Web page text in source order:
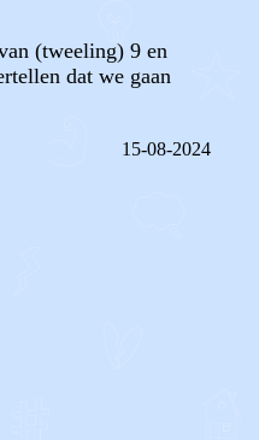
(tweeling) 9 en
dat we gaan
15-08-2024